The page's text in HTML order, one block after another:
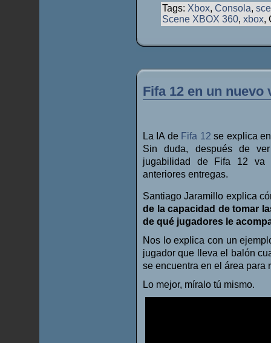
Tags: Xbox, Consola,
Scene XBOX 360, xbox,
Fifa 12 en un nuevo
La IA de Fifa 12 se explica
Sin duda, después de
jugabilidad de Fifa 12 va
anteriores entregas.
Santiago Jaramillo explica
de la capacidad de tomar
de qué jugadores le
Nos lo explica con un
jugador que lleva el balón
se encuentra en el área para
Lo mejor, míralo tú mismo.